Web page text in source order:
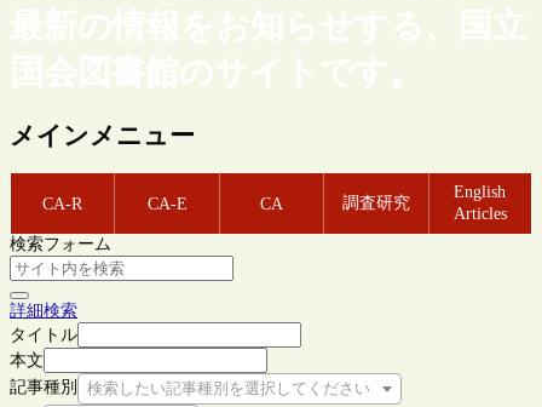
最新の情報をお知らせする、国立
国会図書館のサイトです。
メインメニュー
CA-R CA-E CA 調査研究
English
Articles
検索フォーム
詳細検索
タイトル
本文
記事種別
検索したい記事種別を選択してください